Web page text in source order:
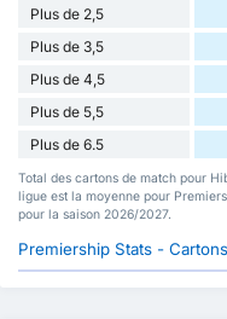
Plus de 2,5
Plus de 3,5
Plus de 4,5
Plus de 5,5
Plus de 6.5
Total des cartons de match pour
ligue est la moyenne pour
pour la saison 2026/2027.
Premiership Stats -